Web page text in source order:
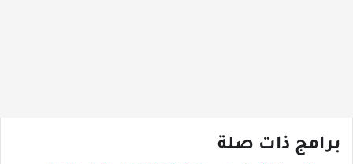
برامج ذات صلة